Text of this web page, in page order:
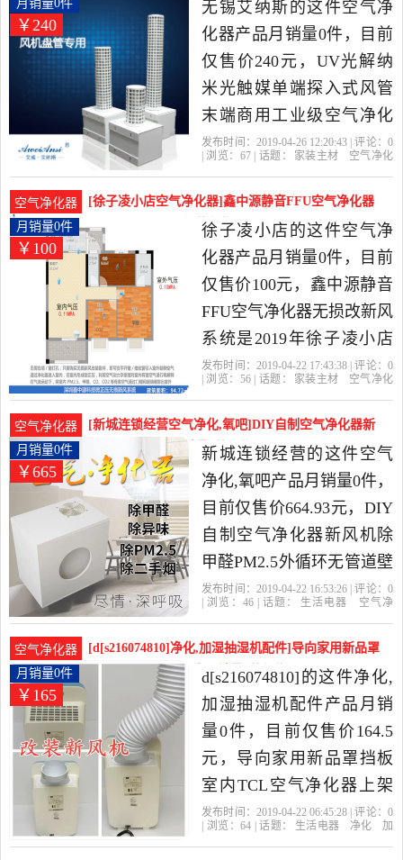
空气净化器，由广东 广州
发货。
￥240
月销量0件
无锡艾纳斯的这件空气净
化器产品月销量0件，目前
仅售价240元，UV光解纳
米光触媒单端探入式风管
末端商用工业级空气净化
器是2019年无锡艾纳斯精
高的空气净化器，由江苏
泰州发货。
发布时间：2019-04-26 12:20:43 | 评论： 0
| 浏览： 67| 话题： 家装主材
空气净化
空气净化器
[徐子凌小店空气净化器]鑫中源静音FFU空气净化器
无损改新风月销量0件仅售100元
￥100
月销量0件
徐子凌小店的这件空气净
化器产品月销量0件，目前
仅售价100元，鑫中源静音
FFU空气净化器无损改新风
系统是2019年徐子凌小店
精选家装主材当中性价比
川 成都发货。
发布时间：2019-04-22 17:43:38 | 评论： 0
| 浏览： 56| 话题： 家装主材
空气净化
空气净化器
[新城连锁经营空气净化,氧吧]DIY自制空气净化器新
风机除甲醛PM月销量0件仅售664.93元
￥665
月销量0件
新城连锁经营的这件空气
净化,氧吧产品月销量0件，
目前仅售价664.93元，DIY
自制空气净化器新风机除
甲醛PM2.5外循环无管道壁
挂窗新风系统是2019年新
当中性价比很高的空气净
化,氧吧，由上海发货。
发布时间：2019-04-22 16:53:26 | 评论： 0
| 浏览： 46| 话题： 生活电器
空气净
空气净化器
[d[s216074810]净化,加湿抽湿机配件]导向家用新品罩
挡板 室内TCL空气净月销量0件仅售164.5元
￥165
月销量0件
d[s216074810]的这件净化,
加湿抽湿机配件产品月销
量0件，目前仅售价164.5
元，导向家用新品罩挡板
室内TCL空气净化器上架
氧吧冷暖空调排风管是
发布时间：2019-04-22 06:45:28 | 评论： 0
| 浏览：64 | 话题： 生活电器 净化
加